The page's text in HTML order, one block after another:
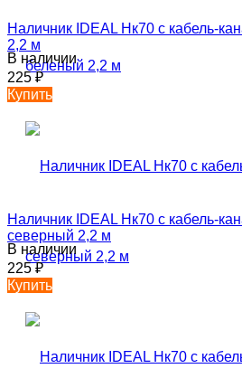
Наличник IDEAL Нк70 с кабель-
2,2 м
В наличии
225₽
Купить
Наличник IDEAL Нк70 с кабель-
северный 2,2 м
В наличии
225₽
Купить